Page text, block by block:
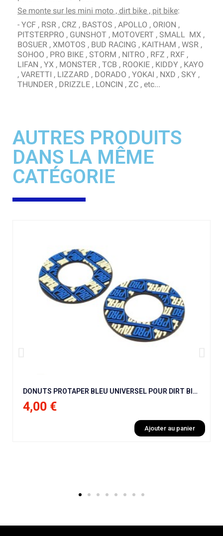
Se monte sur les mini moto , dirt bike , pit bike:
- YCF , RSR , CRZ , BASTOS , APOLLO , ORION ,
PITSTERPRO , GUNSHOT , MOTOVERT , SMALL MX ,
BOSUER , XMOTOS , BUD RACING , KAITHAM , WSR ,
SOHOO , PRO BIKE , STORM , NITRO , RFZ , RXF ,
LIFAN , YX , MONSTER , TCB , ROOKIE , KIDDY , KAYO
, VARETTI , LIZZARD , DORADO , YOKAI , NXD , SKY ,
THUNDER , DRIZZLE , LONCIN , ZC , etc...
AUTRES PRODUITS
DANS LA MÊME
CATÉGORIE
DONUTS PROTAPER BLEU UNIVERSEL POUR DIRT BIKE / PIT BIKE / MOTO CROSS
4,00 €
Ajouter au panier